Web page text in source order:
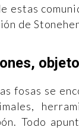
estas
de
fosas se
Todo